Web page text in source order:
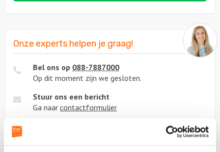
Onze experts helpen je graag!
Bel ons op 088-7887000
Op dit moment zijn we gesloten.
Stuur ons een bericht
Ga naar contactformulier